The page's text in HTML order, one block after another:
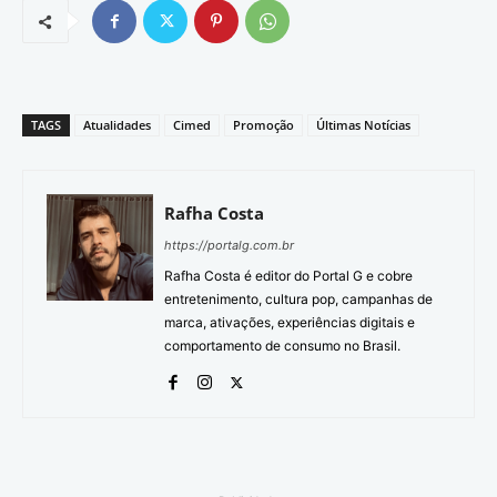
TAGS Atualidades Cimed Promoção Últimas Notícias
Rafha Costa
https://portalg.com.br
Rafha Costa é editor do Portal G e cobre
entretenimento, cultura pop, campanhas de
marca, ativações, experiências digitais e
comportamento de consumo no Brasil.